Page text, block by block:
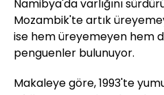
Namibya'da varlığını
Mozambik'te artık
ise hem üreyemeyen hem
penguenler bulunuyor.
Makaleye göre, 1993'te